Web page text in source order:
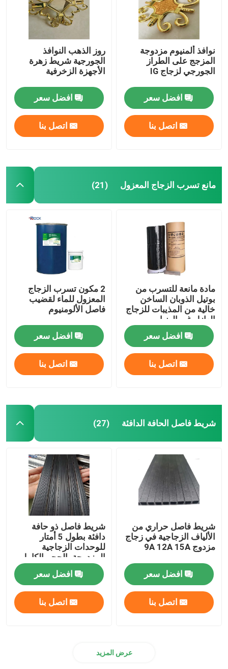
نوافذ ألمنيوم مزدوجة
المزجج على الطراز
الجورجي لزجاج IG
افضل سعر
اتصل بنا
روز الذهب النوافذ
الجورجية شريط زهرة
الأجهزة الزخرفية
افضل سعر
اتصل بنا
مانع تسرب الزجاج المعزول (21)
مادة مانعة للتسرب من
بوتيل الذوبان الساخن
خالية من المذيبات للزجاج
العازل غير الضبابي
افضل سعر
اتصل بنا
2 مكون تسرب الزجاج
المعزول للماء لقضيب
فاصل الألومنيوم
افضل سعر
اتصل بنا
شريط فاصل الحافة الدافئة (27)
شريط فاصل حراري من
الألياف الزجاجية في زجاج
مزدوج 9A 12A 15A
افضل سعر
اتصل بنا
شريط فاصل ذو حافة
دافئة بطول 5 أمتار
للوحدات الزجاجية
المزدوجة بالحجم الكامل
افضل سعر
اتصل بنا
عرض المزيد